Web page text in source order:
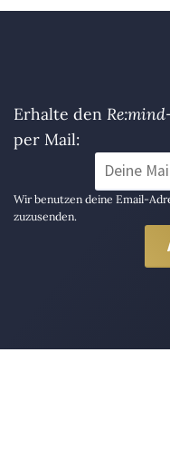
Erhalte den Re:mind
per Mail:
Wir benutzen deine Email-
zuzusenden.